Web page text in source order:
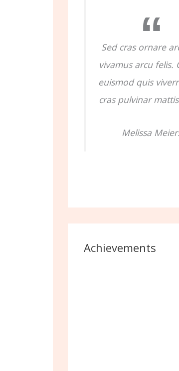
Sed cras ornare
vivamus arcu felis.
euismod quis
cras pulvinar
Melissa
Achievements